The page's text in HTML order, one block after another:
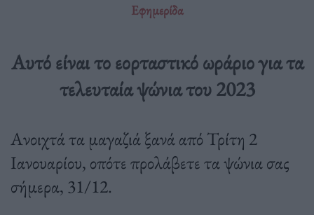
Εφημερίδα
Αυτό είναι το εορταστικό ωράριο για τα
τελευταία ψώνια του 2023
Ανοιχτά τα μαγαζιά ξανά από Τρίτη 2
Ιανουαρίου, οπότε προλάβετε τα ψώνια σας
σήμερα, 31/12.